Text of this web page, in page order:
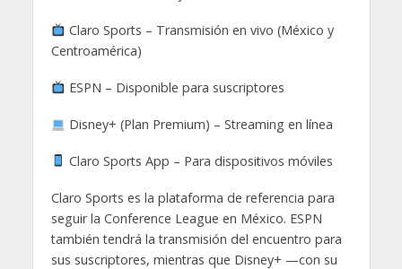
Claro Sports – Transmisión en vivo (México y
Centroamérica)
ESPN – Disponible para suscriptores
Disney+ (Plan Premium) – Streaming en línea
Claro Sports App – Para dispositivos móviles
Claro Sports es la plataforma de referencia para
seguir la Conference League en México. ESPN
también tendrá la transmisión del encuentro para
sus suscriptores, mientras que Disney+ —con su